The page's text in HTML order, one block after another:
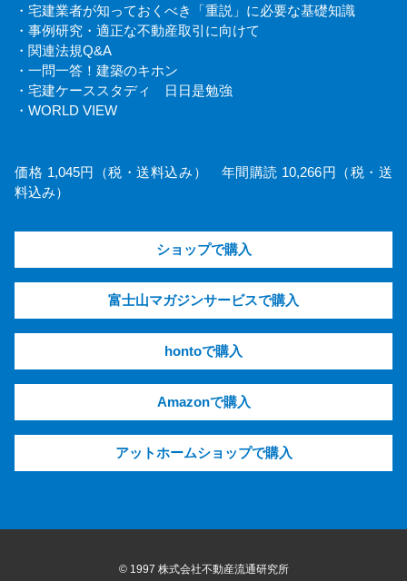
・宅建業者が知っておくべき「重説」に必要な基礎知識
・事例研究・適正な不動産取引に向けて
・関連法規Q&A
・一問一答！建築のキホン
・宅建ケーススタディ 日日是勉強
・WORLD VIEW
価格 1,045円（税・送料込み） 年間購読 10,266円（税・送
料込み）
ショップで購入
富士山マガジンサービスで購入
hontoで購入
Amazonで購入
アットホームショップで購入
© 1997 株式会社不動産流通研究所